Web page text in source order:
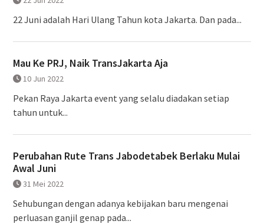
22 Juni adalah Hari Ulang Tahun kota Jakarta. Dan pada...
Mau Ke PRJ, Naik TransJakarta Aja
10 Jun 2022
Pekan Raya Jakarta event yang selalu diadakan setiap
tahun untuk...
Perubahan Rute Trans Jabodetabek Berlaku Mulai
Awal Juni
31 Mei 2022
Sehubungan dengan adanya kebijakan baru mengenai
perluasan ganjil genap pada...